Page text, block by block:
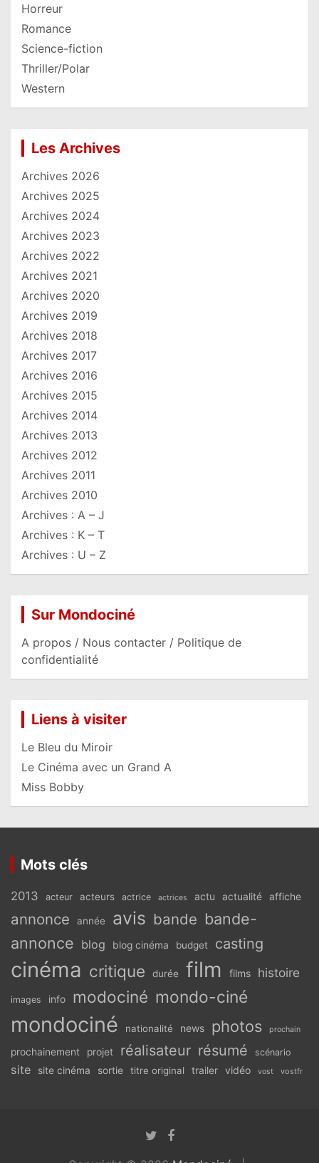
Horreur
Romance
Science-fiction
Thriller/Polar
Western
Les Archives
Archives 2026
Archives 2025
Archives 2024
Archives 2023
Archives 2022
Archives 2021
Archives 2020
Archives 2019
Archives 2018
Archives 2017
Archives 2016
Archives 2015
Archives 2014
Archives 2013
Archives 2012
Archives 2011
Archives 2010
Archives : A – J
Archives : K – T
Archives : U – Z
Sur Mondociné
A propos / Nous contacter / Politique de
confidentialité
Liens à visiter
Le Bleu du Miroir
Le Cinéma avec un Grand A
Miss Bobby
Mots clés
2013 acteur acteurs actrice actrices actu actualité affiche
annonce année avis bande bande-
annonce blog blog cinéma budget casting
cinéma critique durée film films histoire
images info modociné mondo-ciné
mondociné nationalité news photos prochain
prochainement projet réalisateur résumé scénario
site site cinéma sortie titre original trailer vidéo vost vostfr